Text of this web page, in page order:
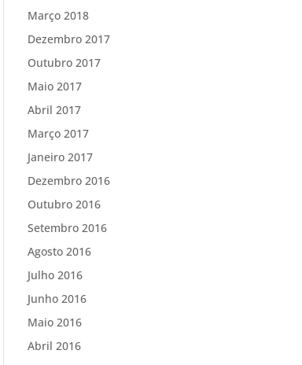
Março 2018
Dezembro 2017
Outubro 2017
Maio 2017
Abril 2017
Março 2017
Janeiro 2017
Dezembro 2016
Outubro 2016
Setembro 2016
Agosto 2016
Julho 2016
Junho 2016
Maio 2016
Abril 2016